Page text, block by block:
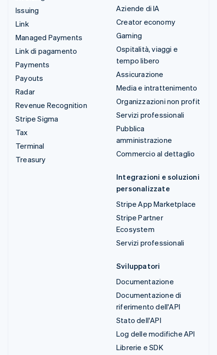
Issuing
Link
Managed Payments
Link di pagamento
Payments
Payouts
Radar
Revenue Recognition
Stripe Sigma
Tax
Terminal
Treasury
Aziende di IA
Creator economy
Gaming
Ospitalità, viaggi e
tempo libero
Assicurazione
Media e intrattenimento
Organizzazioni non profit
Servizi professionali
Pubblica
amministrazione
Commercio al dettaglio
Integrazioni e soluzioni
personalizzate
Stripe App Marketplace
Stripe Partner
Ecosystem
Servizi professionali
Sviluppatori
Documentazione
Documentazione di
riferimento dell'API
Stato dell'API
Log delle modifiche API
Librerie e SDK